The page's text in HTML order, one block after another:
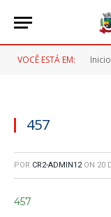
VOCÊ ESTÁ EM: Inicio
457
POR CR2-ADMIN12 ON 20
457